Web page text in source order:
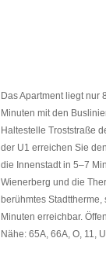
Das Apartment liegt nur
Minuten mit den
Haltestelle Troststraße
der U1 erreichen Sie
die Innenstadt in 5–7
Wienerberg und die
berühmtes
Minuten erreichbar.
Nähe: 65A, 66A, O, 11,